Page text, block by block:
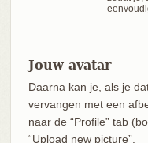
Jouw avatar
Daarna kan je, als je
vervangen met een
naar de “Profile” tab
“Upload new picture”.